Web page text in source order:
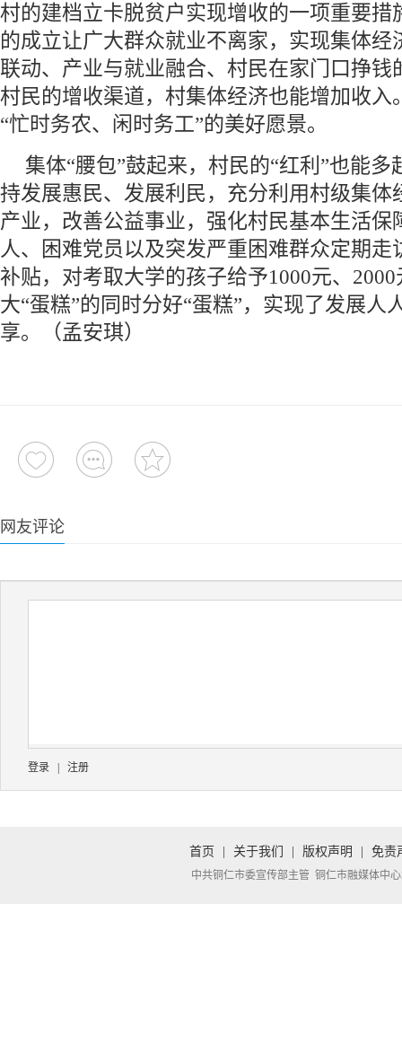
村的建档立卡脱贫户实现增收的一项重要措
的成立让广大群众就业不离家，实现集体经
联动、产业与就业融合、村民在家门口挣钱
村民的增收渠道，村集体经济也能增加收入
“忙时务农、闲时务工”的美好愿景。
集体“腰包”鼓起来，村民的“红利”也能
持发展惠民、发展利民，充分利用村级集体
产业，改善公益事业，强化村民基本生活保
人、困难党员以及突发严重困难群众定期走
补贴，对考取大学的孩子给予1000元、
大“蛋糕”的同时分好“蛋糕”，实现了发展人
享。（孟安琪）
网友评论
登录 注册
首页 关于我们 版权声明 免责
中共铜仁市委宣传部主管 铜仁市融媒体中心